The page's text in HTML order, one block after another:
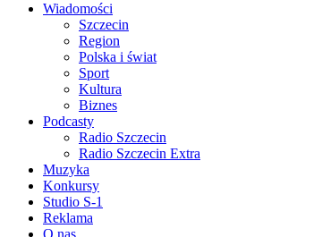
Wiadomości
Szczecin
Region
Polska i świat
Sport
Kultura
Biznes
Podcasty
Radio Szczecin
Radio Szczecin Extra
Muzyka
Konkursy
Studio S-1
Reklama